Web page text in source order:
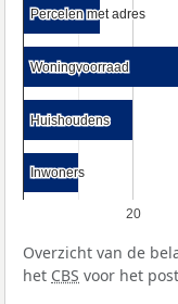
20
Percelen met adres
Percelen met adres
Woningvoorraad
Woningvoorraad
Huishoudens
Huishoudens
Inwoners
Inwoners
Overzicht van de
het CBS voor het